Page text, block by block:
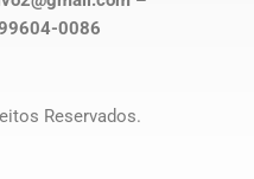
0086
Reservados.